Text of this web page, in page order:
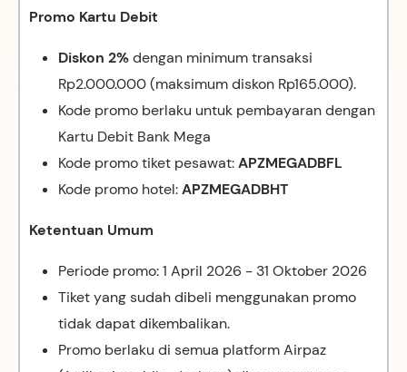
Promo Kartu Debit
Diskon 2%dengan minimum transaksi
Rp2.000.000 (maksimum diskon Rp165.000).
Kode promo berlaku untuk pembayaran dengan
Kartu Debit Bank Mega
Kode promo tiket pesawat:APZMEGADBFL
Kode promo hotel:APZMEGADBHT
Ketentuan Umum
Periode promo: 1 April 2026 - 31 Oktober 2026
Tiket yang sudah dibeli menggunakan promo
tidak dapat dikembalikan.
Promo berlaku di semua platform Airpaz